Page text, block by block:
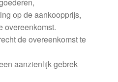
op de aankoopprijs,
overeenkomst.
de overeenkomst te
aanzienlijk gebrek